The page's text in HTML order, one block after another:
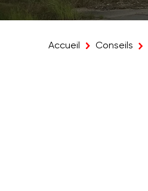
Accueil Conseils